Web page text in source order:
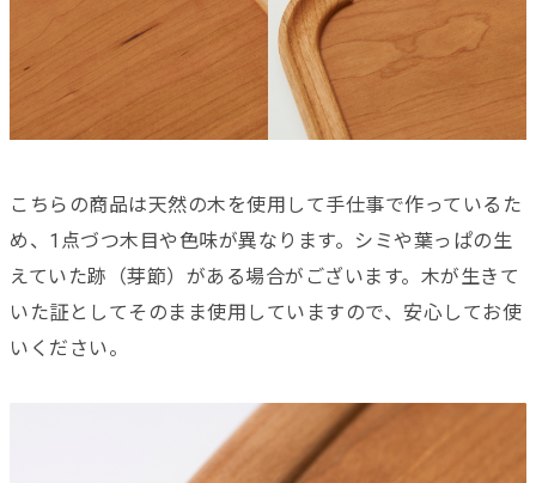
こちらの商品は天然の木を使用して手仕事で作っているた
め、1点づつ木目や色味が異なります。シミや葉っぱの生
えていた跡（芽節）がある場合がございます。木が生きて
いた証としてそのまま使用していますので、安心してお使
いください。